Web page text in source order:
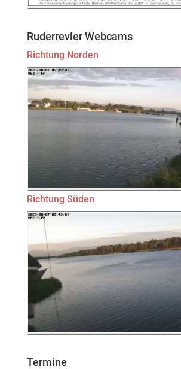
Ruderrevier Webcams
Richtung Norden
Richtung Süden
Termine